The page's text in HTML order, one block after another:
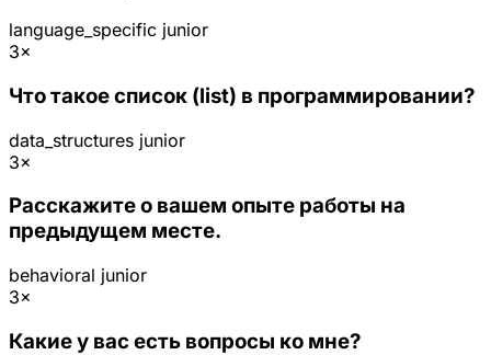
language_specific junior
3×
Что такое список (list) в программировании?
data_structures junior
3×
Расскажите о вашем опыте работы на
предыдущем месте.
behavioral junior
3×
Какие у вас есть вопросы ко мне?